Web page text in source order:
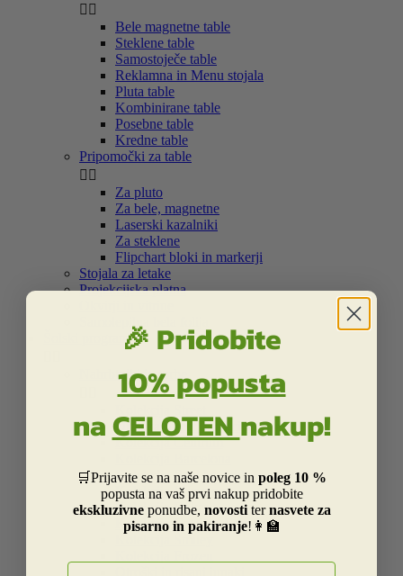
 
Bele magnetne table
Steklene table
Samostoječe table
Reklamna in Menu stojala
Pluta table
Kombinirane table
Posebne table
Kredne table
Pripomočki za table
 
Za pluto
Za bele, magnetne
Laserski kazalniki
Za steklene
Flipchart bloki in markerji
Stojala za letake
Projekcijska platna
Šolski program
Nahrbtniki in torbe
Otroška Street kolekcija
Kolekcija Centrum
Kolekcija Real Madrid
Kolekcija Liverpool
Kolekcija Dakar
Kolekcija Catalina Estrada
🎉 Pridobite
10% popusta
naCELOTENnakup!
🛒Prijavite se na naše novice in poleg 10 %
popusta na vaš prvi nakup pridobite
ekskluzivneponudbe, novosti ternasvete za
pisarno in pakiranje!👩‍🏫
E-naslov